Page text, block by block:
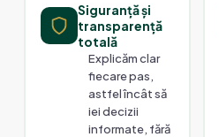
Siguranță și
transparență
totală
Explicăm clar
fiecare pas,
astfel încât să
iei decizii
informate, fără